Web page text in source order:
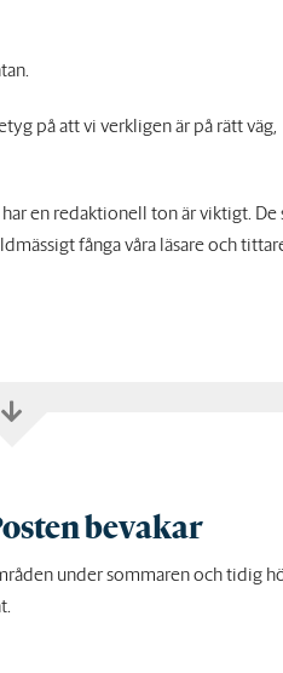
på att vi verkligen är på rätt väg,
en redaktionell ton är viktigt. De
fånga våra läsare och
bevakar
under sommaren och tidig